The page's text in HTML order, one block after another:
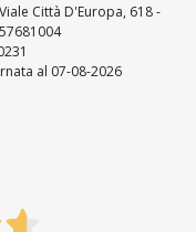
Città D'Europa, 618 -
al 07-08-2026